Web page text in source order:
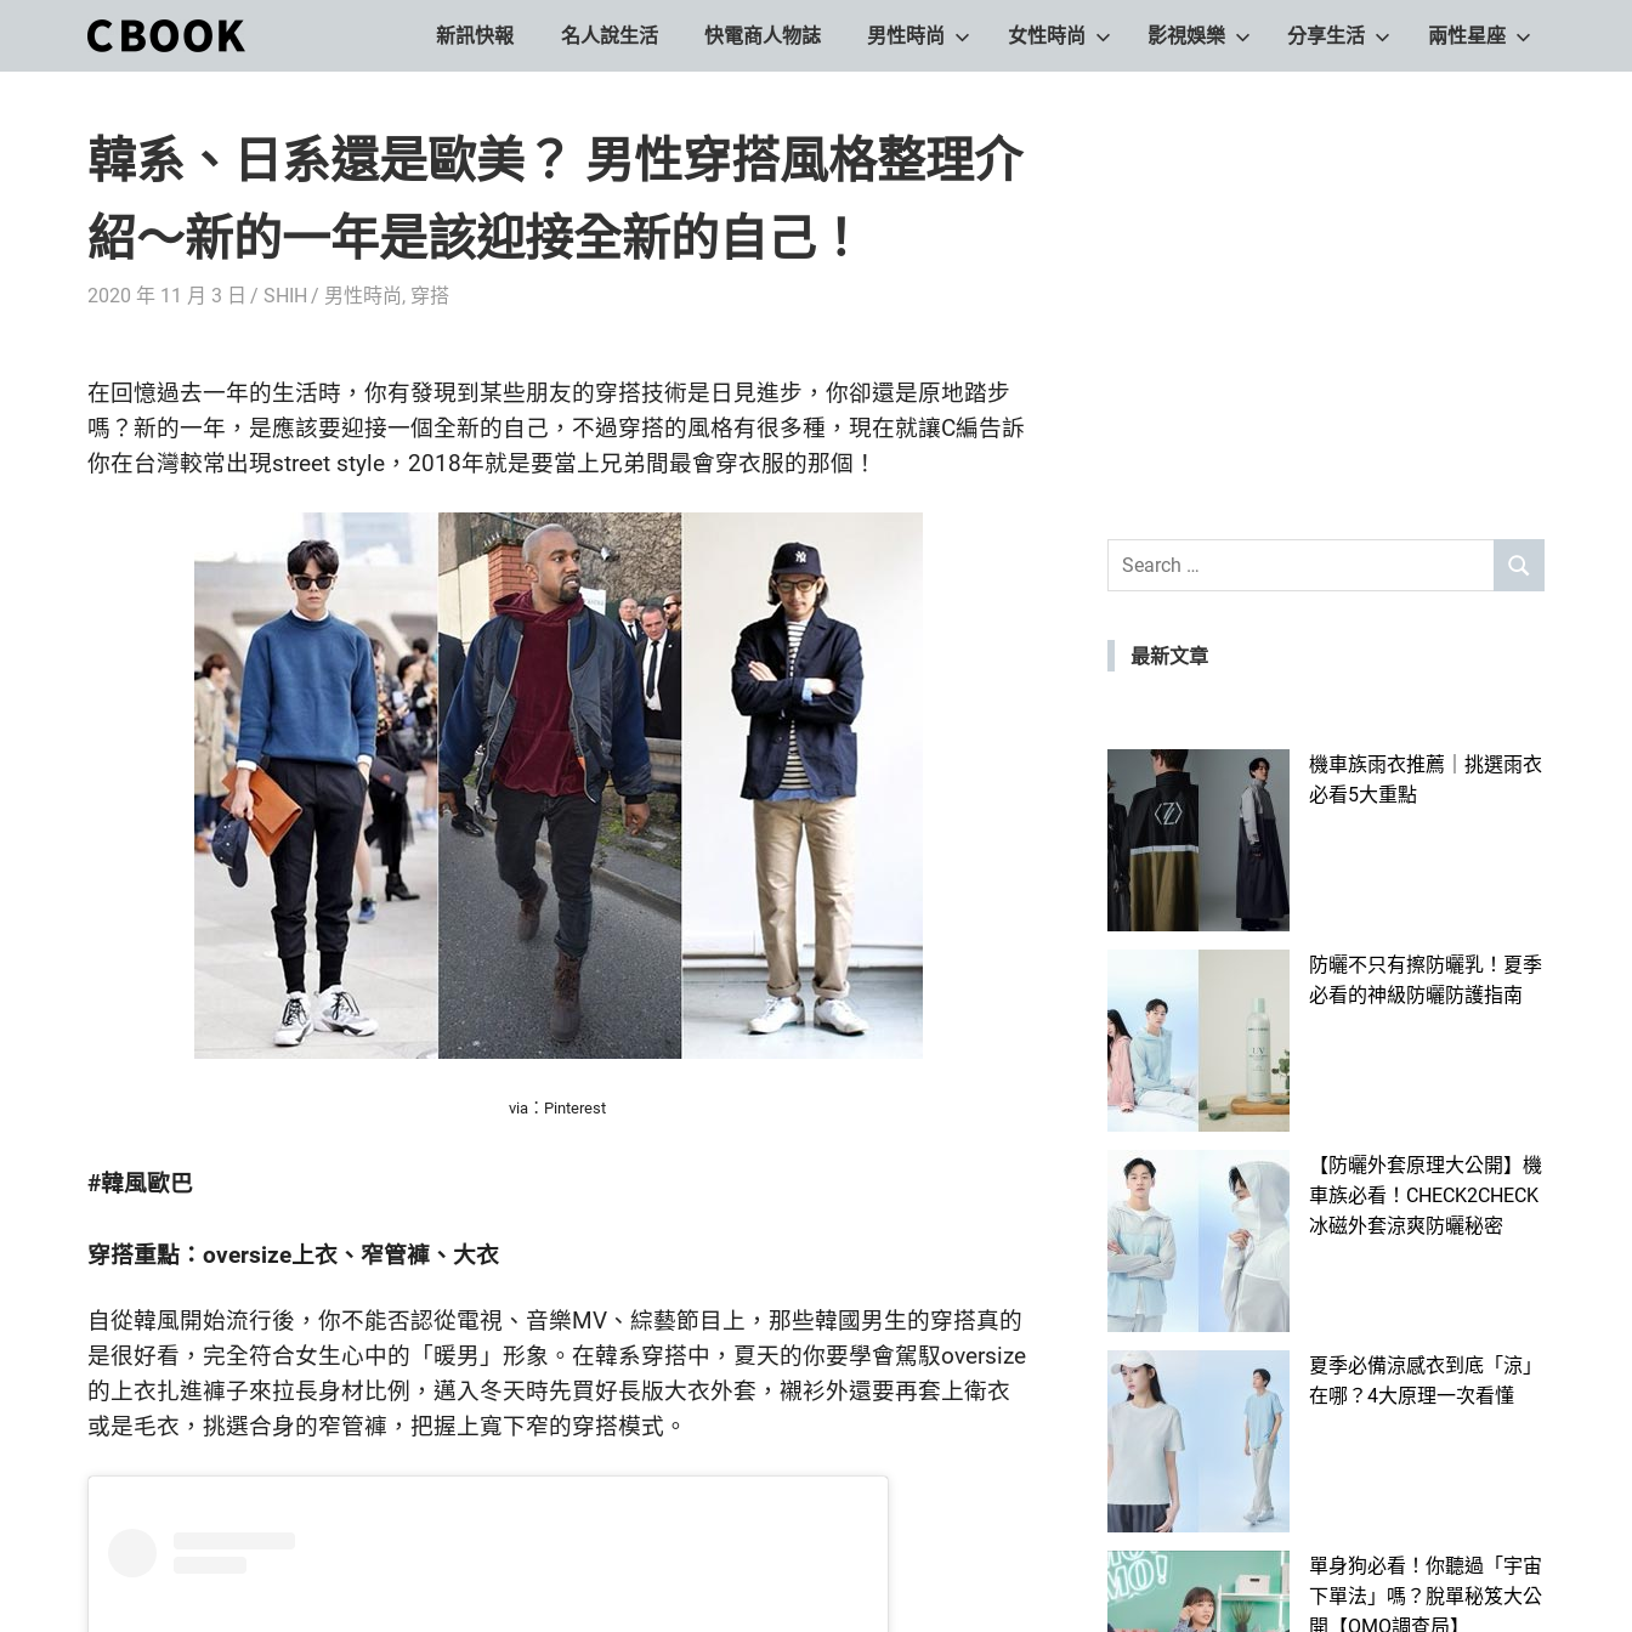
content
你
一
起
活
出
自
己
生
活
態
度
World.」
CBOOK
一
本
貼
妳
生
活
的
讓
一
無
的
你
和
CBOOK
一
找
新訊快報 名人說生活 快電商人物誌 男性時尚 女性時尚 影視娛樂 分享生活 兩性星座
韓系、日系還是歐美？ 男性穿搭風格整理介
紹～新的一年是該迎接全新的自己！
2020 年 11 月 3 日 SHIH 男性時尚, 穿搭
在回憶過去一年的生活時，你有發現到某些朋友的穿搭技術是日見進步，你卻還是原地踏步
嗎？新的一年，是應該要迎接一個全新的自己，不過穿搭的風格有很多種，現在就讓C編告訴
你在台灣較常出現street style，2018年就是要當上兄弟間最會穿衣服的那個！
via：Pinterest
#韓風歐巴
穿搭重點：oversize上衣、窄管褲、大衣
自從韓風開始流行後，你不能否認從電視、音樂MV、綜藝節目上，那些韓國男生的穿搭真的
是很好看，完全符合女生心中的「暖男」形象。在韓系穿搭中，夏天的你要學會駕馭oversize
的上衣扎進褲子來拉長身材比例，邁入冬天時先買好長版大衣外套，襯衫外還要再套上衛衣
或是毛衣，挑選合身的窄管褲，把握上寬下窄的穿搭模式。
Search
SEARCH
最新文章
機車族雨衣推薦｜挑選雨衣
必看5大重點
防曬不只有擦防曬乳！夏季
必看的神級防曬防護指南
【防曬外套原理大公開】機
車族必看！CHECK2CHECK
冰磁外套涼爽防曬秘密
夏季必備涼感衣到底「涼」
在哪？4大原理一次看懂
單身狗必看！你聽過「宇宙
下單法」嗎？脫單秘笈大公
開【OMO調查局】